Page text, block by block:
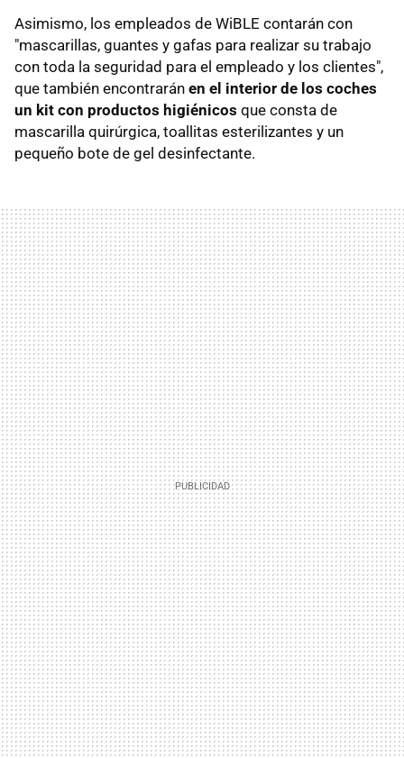
Asimismo, los empleados de WiBLE contarán con
"mascarillas, guantes y gafas para realizar su trabajo
con toda la seguridad para el empleado y los clientes",
que también encontrarán en el interior de los coches
un kit con productos higiénicos que consta de
mascarilla quirúrgica, toallitas esterilizantes y un
pequeño bote de gel desinfectante.